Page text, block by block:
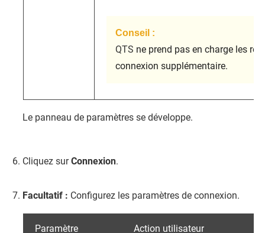
Conseil :
QTS ne prend pas en charge les
connexion supplémentaire.
Le panneau de paramètres se développe.
Cliquez surConnexion.
Facultatif : Configurez les paramètres de connexion.
Paramètre Action utilisateur